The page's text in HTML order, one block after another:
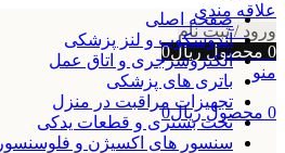
علاقه مندی
ورود / ثبت نام
0 محصول ریال0
منو
0 محصول ریال0
صفحه اصلی
آندوسکوپ و لنز پزشکی
الکتروسرجری و اتاق عمل
باتری های پزشکی
تجهیزات مراقبت در منزل
تخت بستری و قطعات یدکی
سنسور های اکسیژن و فلوسنسور